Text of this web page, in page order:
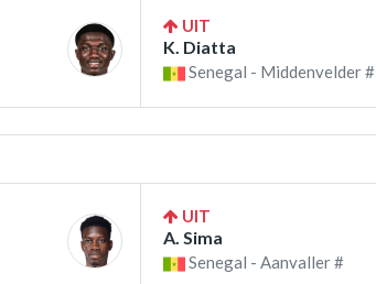
UIT
K. Diatta
Senegal - Middenvelder #
UIT
A. Sima
Senegal - Aanvaller #